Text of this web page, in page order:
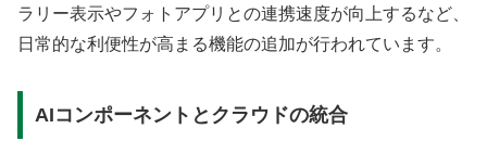
ラリー表示やフォトアプリとの連携速度が向上するなど、
日常的な利便性が高まる機能の追加が行われています。
AIコンポーネントとクラウドの統合